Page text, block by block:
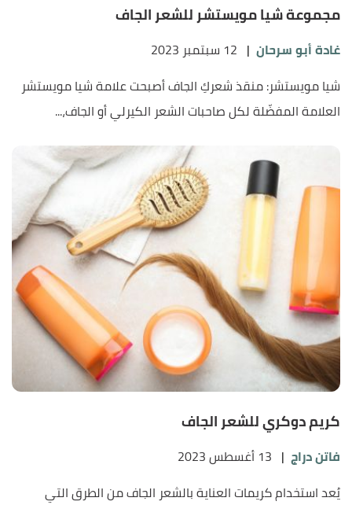
مجموعة شيا مويستشر للشعر الجاف
غادة أبو سرحان | 12 سبتمبر 2023
شيا مويستشر: منقذ شعركِ الجاف أصبحت علامة شيا مويستشر
العلامة المفضّلة لكل صاحبات الشعر الكيرلي أو الجاف،...
كريم دوكري للشعر الجاف
فاتن دراج | 13 أغسطس 2023
يُعد استخدام كريمات العناية بالشعر الجاف من الطرق التي